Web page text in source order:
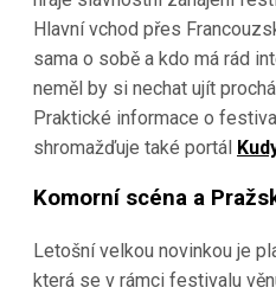
Hlavní vchod přes
sama o sobě a kdo má rád
neměl by si nechat ujít
Praktické informace o
shromažďuje také portál
Komorní scéna a
Letošní velkou novinkou je
která se v rámci festivalu